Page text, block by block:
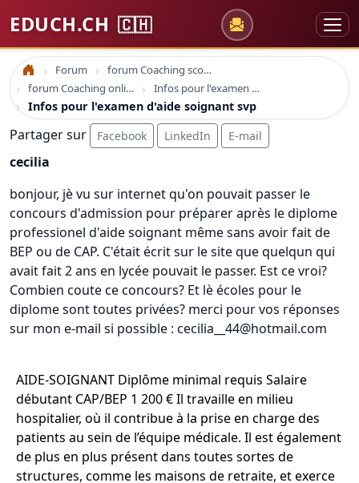
EDUCH.CH 🇨🇭
Accueil Forum
forum Coaching scolaire
forum Coaching online formation professionelle emploi education
Infos pour l'examen d'aide soignant svp
Infos pour l'examen d'aide soignant svp
Partager sur Facebook LinkedIn E-mail
cecilia
bonjour, jè vu sur internet qu'on pouvait passer le
concours d'admission pour préparer après le diplome
professionel d'aide soignant même sans avoir fait de
BEP ou de CAP. C'était écrit sur le site que quelqun qui
avait fait 2 ans en lycée pouvait le passer. Est ce vroi?
Combien coute ce concours? Et lè écoles pour le
diplome sont toutes privées? merci pour vos réponses
sur mon e-mail si possible : cecilia__44@hotmail.com
AIDE-SOIGNANT Diplôme minimal requis Salaire
débutant CAP/BEP 1 200 € Il travaille en milieu
hospitalier, où il contribue à la prise en charge des
patients au sein de l’équipe médicale. Il est également
de plus en plus présent dans toutes sortes de
structures, comme les maisons de retraite, et exerce